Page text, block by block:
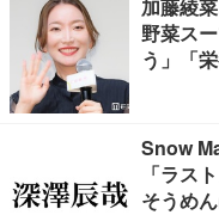
加藤綾
野菜ス
う」「
Snow
「ラス
そうめ